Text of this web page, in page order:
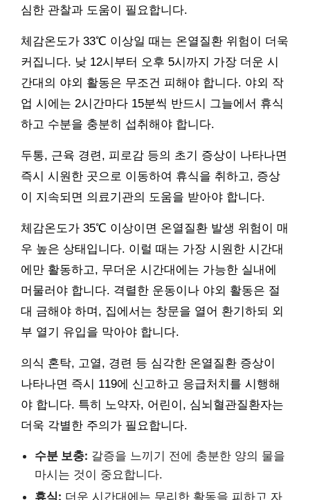
심한 관찰과 도움이 필요합니다.
체감온도가 33℃ 이상일 때는 온열질환 위험이 더욱
커집니다. 낮 12시부터 오후 5시까지 가장 더운 시
간대의 야외 활동은 무조건 피해야 합니다. 야외 작
업 시에는 2시간마다 15분씩 반드시 그늘에서 휴식
하고 수분을 충분히 섭취해야 합니다.
두통, 근육 경련, 피로감 등의 초기 증상이 나타나면
즉시 시원한 곳으로 이동하여 휴식을 취하고, 증상
이 지속되면 의료기관의 도움을 받아야 합니다.
체감온도가 35℃ 이상이면 온열질환 발생 위험이 매
우 높은 상태입니다. 이럴 때는 가장 시원한 시간대
에만 활동하고, 무더운 시간대에는 가능한 실내에
머물러야 합니다. 격렬한 운동이나 야외 활동은 절
대 금해야 하며, 집에서는 창문을 열어 환기하되 외
부 열기 유입을 막아야 합니다.
의식 혼탁, 고열, 경련 등 심각한 온열질환 증상이
나타나면 즉시 119에 신고하고 응급처치를 시행해
야 합니다. 특히 노약자, 어린이, 심뇌혈관질환자는
더욱 각별한 주의가 필요합니다.
수분 보충: 갈증을 느끼기 전에 충분한 양의 물을
마시는 것이 중요합니다.
휴식: 더운 시간대에는 무리한 활동을 피하고 자